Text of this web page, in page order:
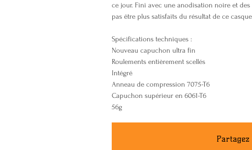
ce jour. Fini avec une anodisation noire et
pas être plus satisfaits du résultat de ce
Spécifications techniques :
Nouveau capuchon ultra fin
Roulements entièrement scellés
Intégré
Anneau de compression 7075-T6
Capuchon supérieur en 6061-T6
56g